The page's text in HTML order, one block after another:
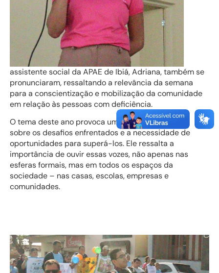
assistente social da APAE de Ibiá, Adriana, também se
pronunciaram, ressaltando a relevância da semana
para a conscientização e mobilização da comunidade
em relação às pessoas com deficiência.
O tema deste ano provoca uma reflexão profunda
sobre os desafios enfrentados e a necessidade de
oportunidades para superá-los. Ele ressalta a
importância de ouvir essas vozes, não apenas nas
esferas formais, mas em todos os espaços da
sociedade – nas casas, escolas, empresas e
comunidades.